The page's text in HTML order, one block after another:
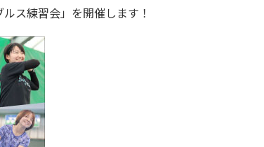
ス練習会」を開催します！